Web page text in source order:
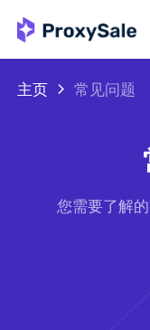
主页 常见问题
您需要了解